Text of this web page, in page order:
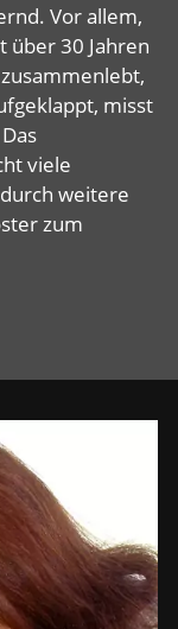
Vor allem,
über 30 Jahren
misst
viele
weitere
zum